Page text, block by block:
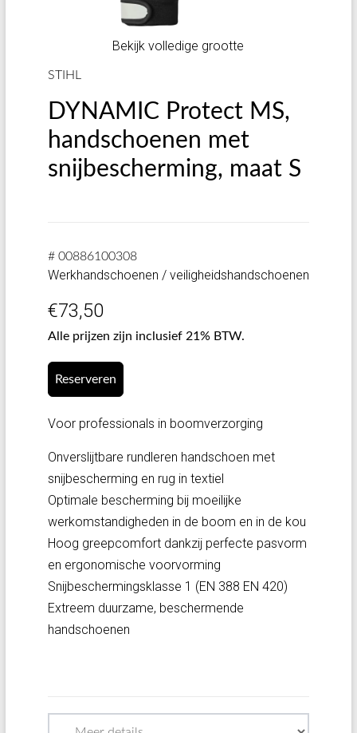
Bekijk volledige grootte
STIHL
DYNAMIC Protect MS,
handschoenen met
snijbescherming, maat S
# 00886100308
Werkhandschoenen / veiligheidshandschoenen
€73,50
Alle prijzen zijn inclusief 21% BTW.
Reserveren
Voor professionals in boomverzorging
Onverslijtbare rundleren handschoen met
snijbescherming en rug in textiel
Optimale bescherming bij moeilijke
werkomstandigheden in de boom en in de kou
Hoog greepcomfort dankzij perfecte pasvorm
en ergonomische voorvorming
Snijbeschermingsklasse 1 (EN 388 EN 420)
Extreem duurzame, beschermende
handschoenen